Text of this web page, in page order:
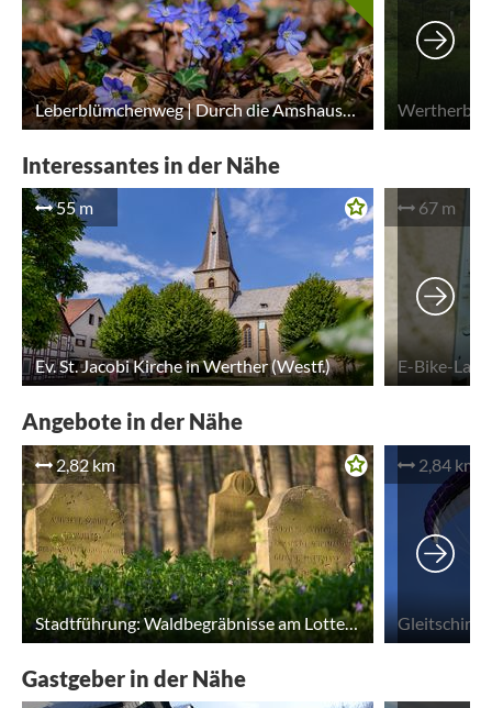
Leberblümchenweg | Durch die Amshausener Schweiz
Interessantes in der Nähe
55 m
Ev. St. Jacobi Kirche in Werther (Westf.)
67 m
Angebote in der Nähe
2,82 km
Stadtführung: Waldbegräbnisse am Lotteberg - Eine Zeitereise mit Wilhelmine Schengberg
2,84 km
Gastgeber in der Nähe